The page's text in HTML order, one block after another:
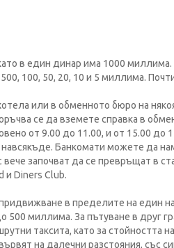
в един динар има 1000
100, 50, 20, 10 и 5 миллима.
или в обменното бюро на
се да вземете справка в
от 9.00 до 11.00, и от 15.00 до
Банкомати можете да
започват да се превръщат в
и Diners Club.
в пределите на един
миллима. За пътуване в друг
таксита, като за стойността
на далечни разстояния, със